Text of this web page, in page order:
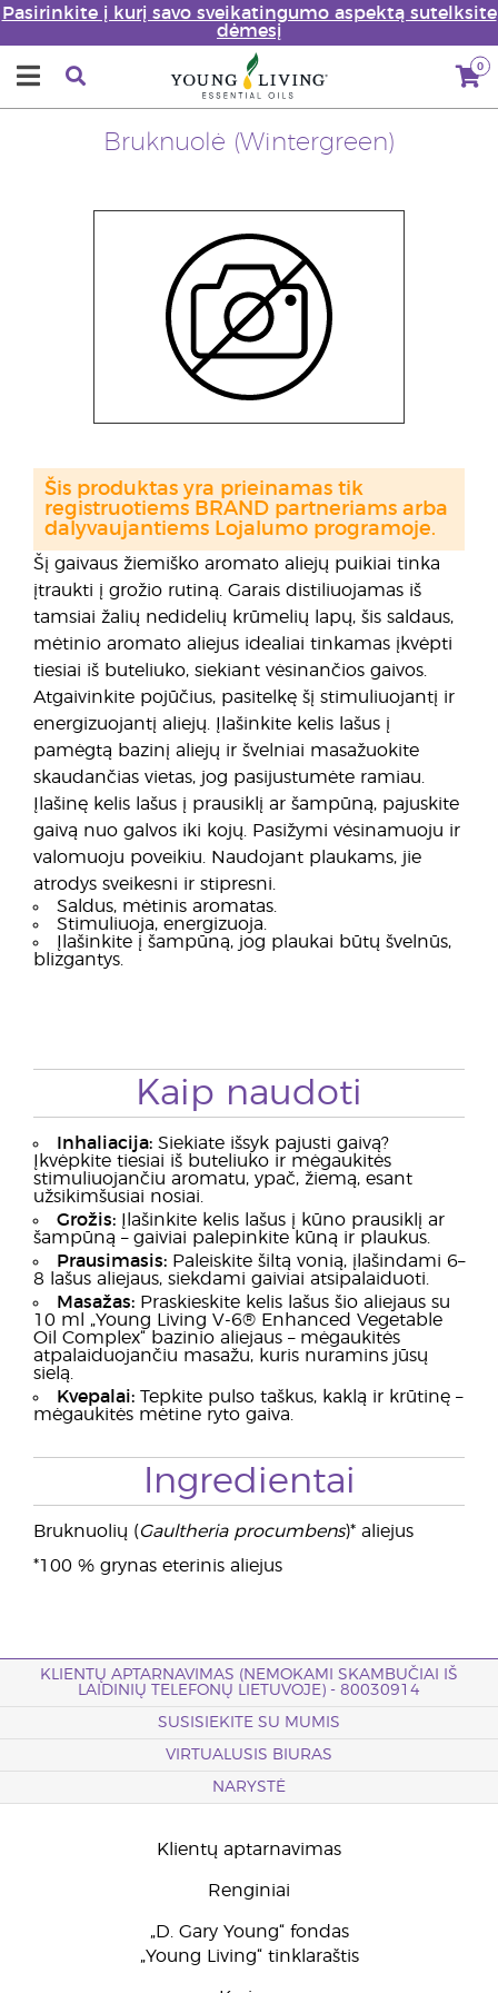
Pasirinkite į kurį savo sveikatingumo aspektą sutelksite
dėmesį
0
Bruknuolė (Wintergreen)
Šį gaivaus žiemiško aromato aliejų puikiai tinka
įtraukti į grožio rutiną. Garais distiliuojamas iš
tamsiai žalių nedidelių krūmelių lapų, šis saldaus,
mėtinio aromato aliejus idealiai tinkamas įkvėpti
tiesiai iš buteliuko, siekiant vėsinančios gaivos.
Atgaivinkite pojūčius, pasitelkę šį stimuliuojantį ir
energizuojantį aliejų. Įlašinkite kelis lašus į
pamėgtą bazinį aliejų ir švelniai masažuokite
skaudančias vietas, jog pasijustumėte ramiau.
Įlašinę kelis lašus į prausiklį ar šampūną, pajuskite
gaivą nuo galvos iki kojų. Pasižymi vėsinamuoju ir
valomuoju poveikiu. Naudojant plaukams, jie
atrodys sveikesni ir stipresni.
Saldus, mėtinis aromatas.
Stimuliuoja, energizuoja.
Įlašinkite į šampūną, jog plaukai būtų švelnūs,
blizgantys.
Šis produktas yra prieinamas tik
registruotiems BRAND partneriams arba
dalyvaujantiems Lojalumo programoje.
Kaip naudoti
Inhaliacija: Siekiate išsyk pajusti gaivą?
Įkvėpkite tiesiai iš buteliuko ir mėgaukitės
stimuliuojančiu aromatu, ypač, žiemą, esant
užsikimšusiai nosiai.
Grožis: Įlašinkite kelis lašus į kūno prausiklį ar
šampūną – gaiviai palepinkite kūną ir plaukus.
Prausimasis: Paleiskite šiltą vonią, įlašindami 6–
8 lašus aliejaus, siekdami gaiviai atsipalaiduoti.
Masažas: Praskieskite kelis lašus šio aliejaus su
10 ml „Young Living V-6® Enhanced Vegetable
Oil Complex“ bazinio aliejaus – mėgaukitės
atpalaiduojančiu masažu, kuris nuramins jūsų
sielą.
Kvepalai: Tepkite pulso taškus, kaklą ir krūtinę –
mėgaukitės mėtine ryto gaiva.
Ingredientai
Bruknuolių (Gaultheria procumbens)* aliejus
*100 % grynas eterinis aliejus
KLIENTŲ APTARNAVIMAS (NEMOKAMI SKAMBUČIAI IŠ
LAIDINIŲ TELEFONŲ LIETUVOJE) - 80030914
SUSISIEKITE SU MUMIS
VIRTUALUSIS BIURAS
NARYSTĖ
Klientų aptarnavimas
Renginiai
„D. Gary Young“ fondas
„Young Living“ tinklaraštis